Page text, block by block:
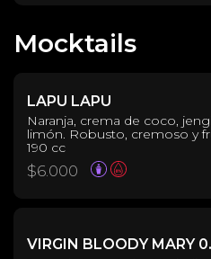
huella única.
Mocktails
LAPU LAPU
Naranja, crema de coco, jengibre,
limón. Robusto, cremoso y frutal.
190 cc
$6.000
VIRGIN BLOODY MARY